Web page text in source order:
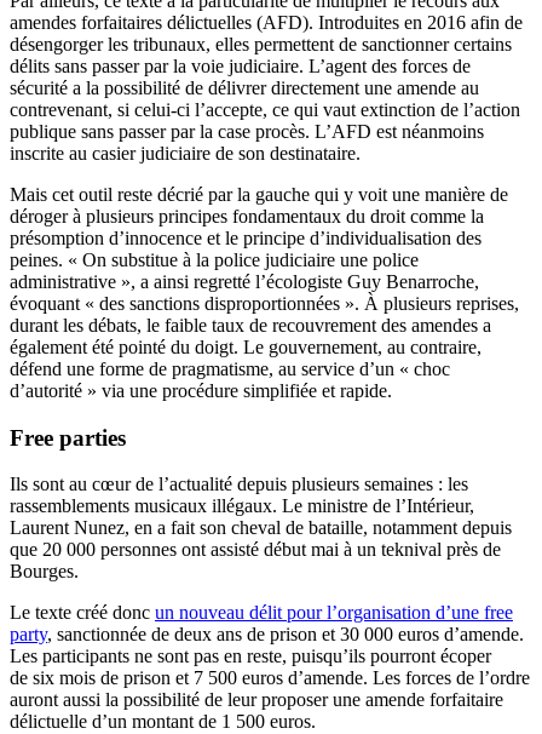
amendes forfaitaires délictuelles (AFD). Introduites en 2016 afin de
désengorger les tribunaux, elles permettent de sanctionner certains
délits sans passer par la voie judiciaire. L’agent des forces de
sécurité a la possibilité de délivrer directement une amende au
contrevenant, si celui-ci l’accepte, ce qui vaut extinction de l’action
publique sans passer par la case procès. L’AFD est néanmoins
inscrite au casier judiciaire de son destinataire.
Mais cet outil reste décrié par la gauche qui y voit une manière de
déroger à plusieurs principes fondamentaux du droit comme la
présomption d’innocence et le principe d’individualisation des
peines. « On substitue à la police judiciaire une police
administrative », a ainsi regretté l’écologiste Guy Benarroche,
évoquant « des sanctions disproportionnées ». À plusieurs reprises,
durant les débats, le faible taux de recouvrement des amendes a
également été pointé du doigt. Le gouvernement, au contraire,
défend une forme de pragmatisme, au service d’un « choc
d’autorité » via une procédure simplifiée et rapide.
Free parties
Ils sont au cœur de l’actualité depuis plusieurs semaines : les
rassemblements musicaux illégaux. Le ministre de l’Intérieur,
Laurent Nunez, en a fait son cheval de bataille, notamment depuis
que 20 000 personnes ont assisté début mai à un teknival près de
Bourges.
Le texte créé donc un nouveau délit pour l’organisation d’une free
party, sanctionnée de deux ans de prison et 30 000 euros d’amende.
Les participants ne sont pas en reste, puisqu’ils pourront écoper
de six mois de prison et 7 500 euros d’amende. Les forces de l’ordre
auront aussi la possibilité de leur proposer une amende forfaitaire
délictuelle d’un montant de 1 500 euros.